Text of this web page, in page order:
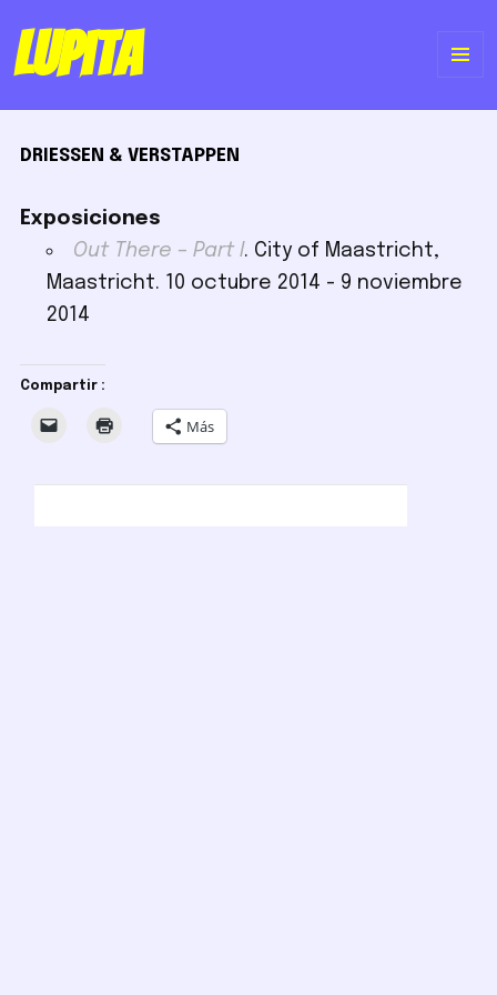
Lupita
DRIESSEN & VERSTAPPEN
Exposiciones
Out There – Part I. City of Maastricht,
Maastricht. 10 octubre 2014 - 9 noviembre
2014
Compartir :
Más